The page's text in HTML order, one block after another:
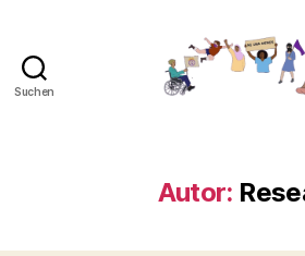
Suchen
Autor: